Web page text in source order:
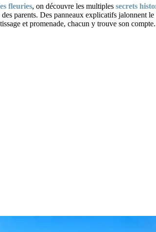
fleuries, on découvre les multiples secrets
parents. Des panneaux explicatifs jalonnent
et promenade, chacun y trouve son compte.